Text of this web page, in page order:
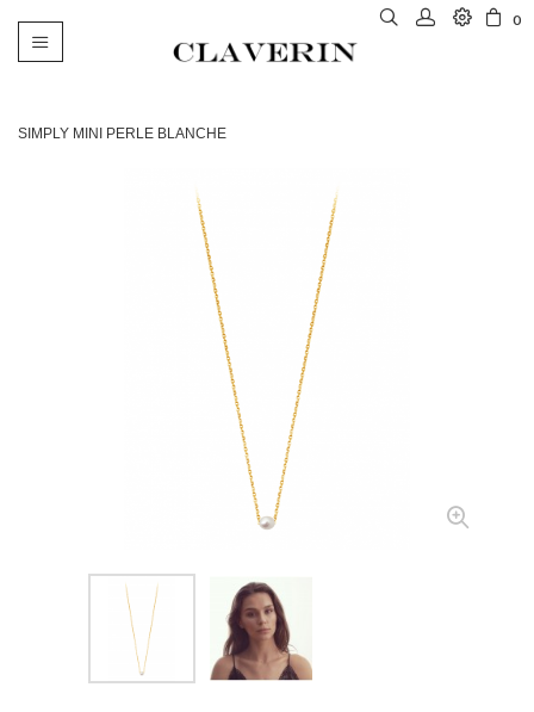
0
Basculer
SIMPLY MINI PERLE BLANCHE